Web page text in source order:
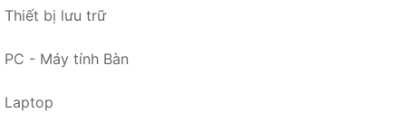
Thiết bị lưu trữ
PC - Máy tính Bàn
Laptop